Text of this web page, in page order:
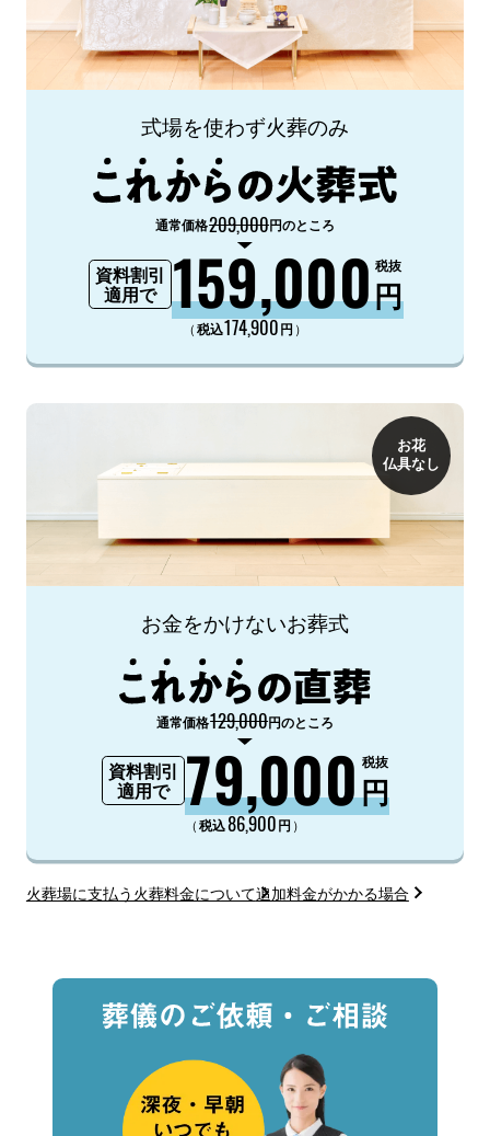
式場を使わず火葬のみ
通常価格209,000円のところ
資料割引
適用で
159,000円
税抜
（税込174,900円 ）
お花
仏具なし
お金をかけないお葬式
通常価格129,000円のところ
資料割引
適用で
79,000円
税抜
（税込86,900円 ）
火葬場に支払う火葬料金について追加料金がかかる場合